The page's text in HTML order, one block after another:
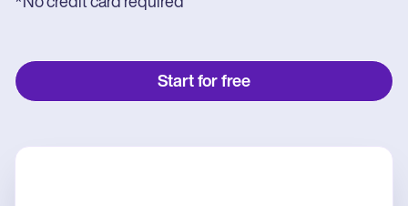
*No credit card required
Start for free